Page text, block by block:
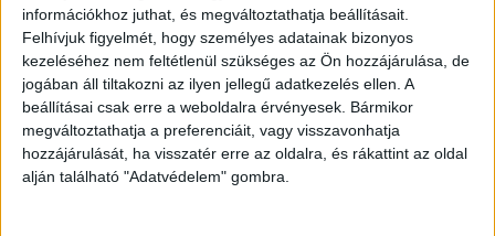
információkhoz juthat, és megváltoztathatja beállításait.
Felhívjuk figyelmét, hogy személyes adatainak bizonyos
kezeléséhez nem feltétlenül szükséges az Ön hozzájárulása, de
jogában áll tiltakozni az ilyen jellegű adatkezelés ellen. A
beállításai csak erre a weboldalra érvényesek. Bármikor
megváltoztathatja a preferenciáit, vagy visszavonhatja
hozzájárulását, ha visszatér erre az oldalra, és rákattint az oldal
alján található "Adatvédelem" gombra.
Meglódult a magyarok külföldi kártyás költéseinek száma
idén nyáron – derül ki az Erste adataiból. A bank ügyfelei
július és augusztus között 27 százalékkal...